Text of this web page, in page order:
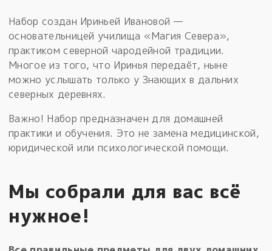
Набор создан Ириньей Ивановой —
основательницей училища «Магия Севера»,
практиком северной чародейной традиции.
Многое из того, что Иринья передаёт, ныне
можно услышать только у Знающих в дальних
северных деревнях.
Важно! Набор предназначен для домашней
практики и обучения. Это не замена медицинской,
юридической или психологической помощи.
Мы собрали для вас всё
нужное!